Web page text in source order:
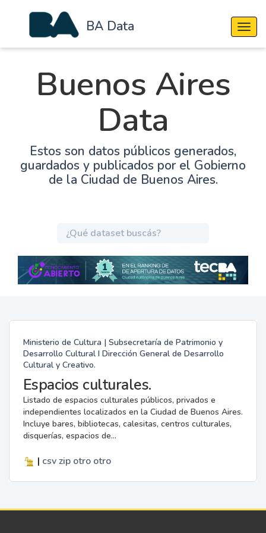
BA Data
Buenos Aires
Data
Estos son datos públicos generados,
guardados y publicados por el Gobierno
de la Ciudad de Buenos Aires.
Ministerio de Cultura | Subsecretaría de Patrimonio y
Desarrollo Cultural I Dirección General de Desarrollo
Cultural y Creativo.
Espacios culturales.
Listado de espacios culturales públicos, privados e
independientes localizados en la Ciudad de Buenos Aires.
Incluye bares, bibliotecas, calesitas, centros culturales,
disquerías, espacios de...
| csv zip otro otro